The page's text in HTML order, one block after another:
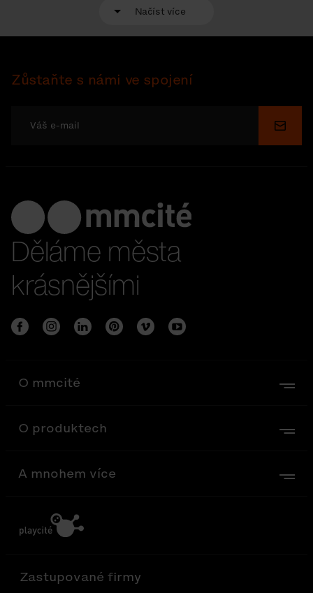
Načíst více
Zůstaňte s námi ve spojení
Děláme města
krásnějšími
O mmcité
O produktech
A mnohem více
Zastupované firmy